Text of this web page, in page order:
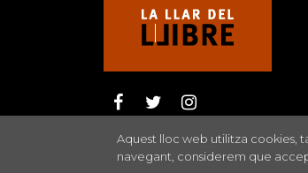
Aquest lloc web utilitza cookies,
navegant, considerem que